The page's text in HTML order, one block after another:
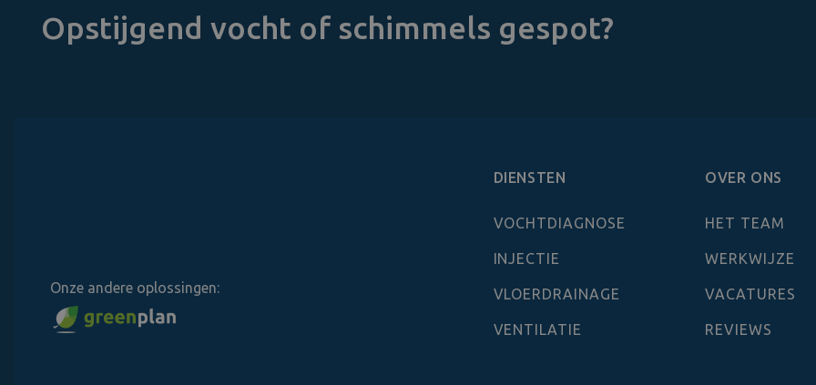
Opstijgend vocht of schimmels gespot?
Onze andere oplossingen:
DIENSTEN
VOCHTDIAGNOSE
INJECTIE
VLOERDRAINAGE
VENTILATIE
OVER ONS
HET TEAM
WERKWIJZE
VACATURES
REVIEWS